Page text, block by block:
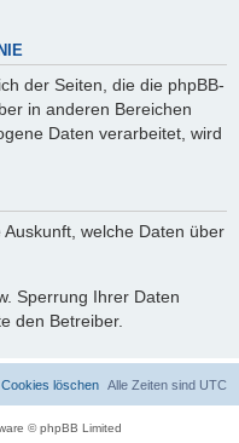
der Seiten, die die phpBB-
in anderen Bereichen
Daten verarbeitet, wird
welche Daten über
Sperrung Ihrer Daten
den Betreiber.
Alle Zeiten sind UTC
Cookies löschen
© phpBB Limited